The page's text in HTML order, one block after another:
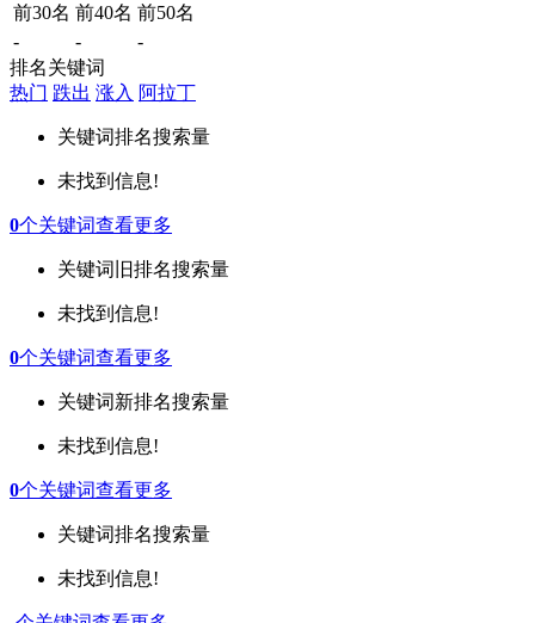
前30名 前40名 前50名
-
-
-
排名关键词
热门 跌出 涨入 阿拉丁
关键词排名搜索量
未找到信息!
0个关键词查看更多
关键词 旧排名搜索量
未找到信息!
0个关键词查看更多
关键词新排名搜索量
未找到信息!
0个关键词查看更多
关键词排名搜索量
未找到信息!